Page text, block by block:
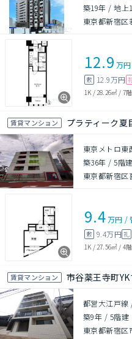
築19年 /地上
東京都新宿区
12.9 万円
敷 12.9万円
1K / 28.26㎡ / 7階
賃貸マンション プラティーク夏
東京メトロ
築36年 /5階建
東京都新宿区
9.4万円 /
敷 9.4万円礼
1K / 27.56㎡ / 4階
賃貸マンション 市谷薬王寺町
都営大江戸線
築9年 / 5階建
東京都新宿区